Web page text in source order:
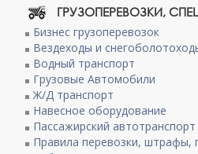
ГРУЗОПЕРЕВОЗКИ,
Бизнес грузоперевозок
Вездеходы и
Водный транспорт
Грузовые Автомобили
Ж/Д транспорт
Навесное оборудование
Пассажирский автотранспорт
Правила перевозки, штрафы,